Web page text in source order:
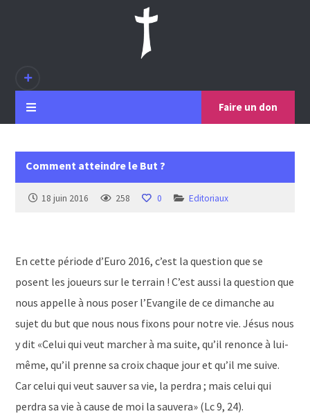
Faire un don
Comment atteindre le But ?
18 juin 2016 258 0 Editoriaux
En cette période d’Euro 2016, c’est la question que se
posent les joueurs sur le terrain ! C’est aussi la question que
nous appelle à nous poser l’Evangile de ce dimanche au
sujet du but que nous nous fixons pour notre vie. Jésus nous
y dit «Celui qui veut marcher à ma suite, qu’il renonce à lui-
même, qu’il prenne sa croix chaque jour et qu’il me suive.
Car celui qui veut sauver sa vie, la perdra ; mais celui qui
perdra sa vie à cause de moi la sauvera» (Lc 9, 24).